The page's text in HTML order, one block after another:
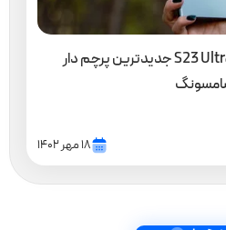
بررسی گوشی گلکسی S23 Ultra جدیدترین پرچم دار
۱۸ مهر ۱۴۰۲